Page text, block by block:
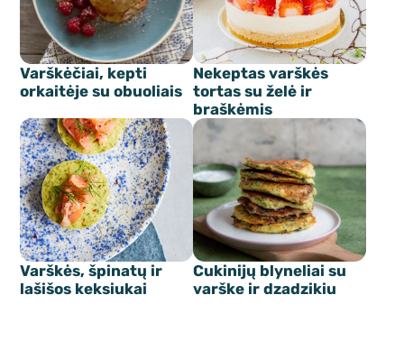
Varškėčiai, kepti
orkaitėje su obuoliais
Nekeptas varškės
tortas su želė ir
braškėmis
Varškės, špinatų ir
lašišos keksiukai
Cukinijų blyneliai su
varške ir dzadzikiu